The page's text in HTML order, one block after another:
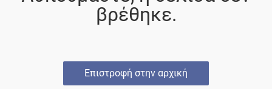
βρέθηκε.
Επιστροφή στην αρχική